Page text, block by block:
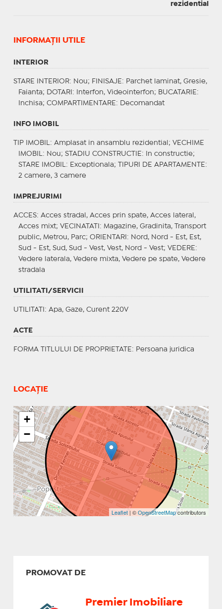
rezidential
INFORMAŢII UTILE
INTERIOR
STARE INTERIOR: Nou; FINISAJE : Parchet laminat, Gresie,
Faianta;
DOTARI : Interfon, Videointerfon; BUCATARIE :
Inchisa; COMPARTIMENTARE : Decomandat
INFO IMOBIL
TIP IMOBIL : Amplasat in ansamblu rezidential; VECHIME
IMOBIL : Nou; STADIU CONSTRUCTIE : In constructie;
STARE IMOBIL : Exceptionala; TIPURI DE APARTAMENTE :
2 camere, 3 camere
IMPREJURIMI
ACCES: Acces stradal, Acces prin spate, Acces lateral,
Acces mixt; VECINATATI : Magazine, Gradinita, Transport
public, Metrou, Parc; ORIENTARI : Nord, Nord - Est, Est,
Sud - Est, Sud, Sud - Vest, Vest, Nord - Vest; VEDERE :
Vedere laterala, Vedere mixta, Vedere pe spate, Vedere
stradala
UTILITATI/SERVICII
UTILITATI : Apa, Gaze, Curent 220V
ACTE
FORMA TITLULUI DE PROPRIETATE : Persoana juridica
LOCAȚIE
+
−
Leaflet | ©OpenStreetMapcontributors
PROMOVAT DE
Premier Imobiliare